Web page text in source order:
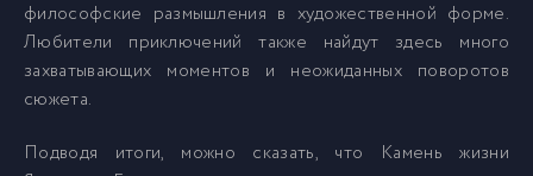
философские размышления в художественной форме.
Любители приключений также найдут здесь много
захватывающих моментов и неожиданных поворотов
сюжета.
Подводя итоги, можно сказать, что Камень жизни